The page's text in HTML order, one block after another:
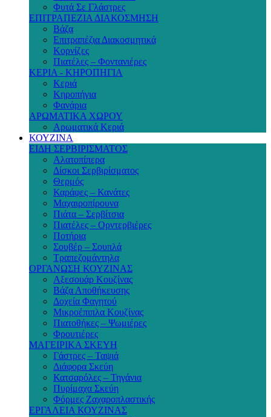
Φυτά Σε Γλάστρες
ΕΠΙΤΡΑΠΕΖΙΑ ΔΙΑΚΟΣΜΗΣΗ
Βάζα
Επιτραπέζια Διακοσμητικά
Κορνίζες
Πιατέλες – Φοντανιέρες
ΚΕΡΙΑ - ΚΗΡΟΠΗΓΙΑ
Κεριά
Κηροπήγια
Φανάρια
ΑΡΩΜΑΤΙΚΑ ΧΩΡΟΥ
Αρωματικά Κεριά
ΚΟΥΖΙΝΑ
ΕΙΔΗ ΣΕΡΒΙΡΙΣΜΑΤΟΣ
Αλατοπίπερα
Δίσκοι Σερβιρίσματος
Θερμός
Καράφες – Κανάτες
Μαχαιροπίρουνα
Πιάτα – Σερβίτσια
Πιατέλες – Ορντερβιέρες
Ποτήρια
Σουβέρ – Σουπλά
Τραπεζομάντηλα
ΟΡΓΑΝΩΣΗ ΚΟΥΖΙΝΑΣ
Αξεσουάρ Κουζίνας
Βάζα Αποθήκευσης
Δοχεία Φαγητού
Μικροέπιπλα Κουζίνας
Πιατοθήκες – Ψωμιέρες
Φρουτιέρες
ΜΑΓΕΙΡΙΚΑ ΣΚΕΥΗ
Γάστρες – Ταψιά
Διάφορα Σκεύη
Κατσαρόλες – Τηγάνια
Πυρίμαχα Σκεύη
Φόρμες Ζαχαροπλαστικής
ΕΡΓΑΛΕΙΑ ΚΟΥΖΙΝΑΣ